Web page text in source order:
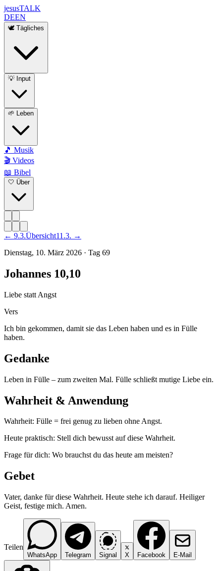
jesusTALK
DEEN
🕊️ Tägliches
💡 Input
🌱 Leben
🎵 Musik
🎬 Videos
📖 Bibel
🤍 Über
← 9.3.Übersicht11 .3. →
Dienstag, 10. März 2026 · Tag 69
Johannes 10,10
Liebe statt Angst
Vers
Ich bin gekommen, damit sie das Leben haben und es in Fülle
haben.
Gedanke
Leben in Fülle – zum zweiten Mal. Fülle schließt mutige Liebe ein.
Wahrheit & Anwendung
Wahrheit: Fülle = frei genug zu lieben ohne Angst.
Heute praktisch: Stell dich bewusst auf diese Wahrheit.
Frage für dich: Wo brauchst du das heute am meisten?
Gebet
Vater, danke für diese Wahrheit. Heute stehe ich darauf. Heiliger
Geist, festige mich. Amen.
Teilen
WhatsApp Telegram Signal X Facebook E-Mail